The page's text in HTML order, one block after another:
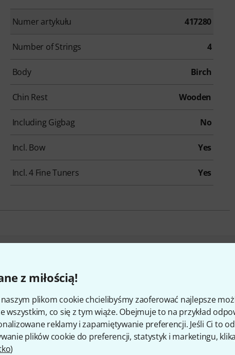
z miłością!
naszym plikom cookie chcielibyśmy zaoferować najlepsze
wszystkim, co się z tym wiąże. Obejmuje to na przykład
reklamy i zapamiętywanie preferencji. Jeśli Ci to
plików cookie do preferencji, statystyk i marketingu,
)
Numer artykułu 417280
Number of Strings 4
Body Birch
Chin Rest Wooden
Including Gigbag No
Incl. Bow Yes
Incl. 4 Fine Tuners Yes
kupili klienci, którzy